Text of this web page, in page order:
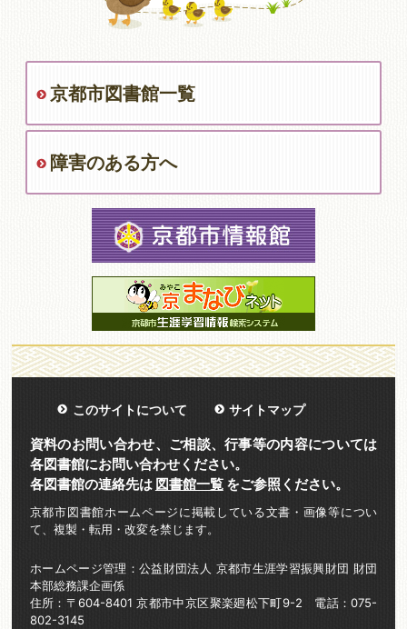
京都市図書館一覧
障害のある方へ
このサイトについて サイトマップ
資料のお問い合わせ、ご相談、行事等の内容については
各図書館にお問い合わせください。
各図書館の連絡先は 図書館一覧をご参照ください。
京都市図書館ホームページに掲載している文書・画像等につい
て、複製・転用・改変を禁じます。
ホームページ管理：公益財団法人 京都市生涯学習振興財団 財団
本部総務課企画係
住所：〒604-8401 京都市中京区聚楽廻松下町9-2 電話：075-
802-3145